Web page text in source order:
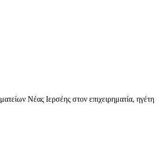
Νέας Ιερσέης στον επιχειρηματία, ηγέτη